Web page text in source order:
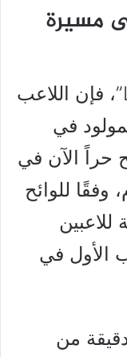
مسيرة
وبحسب ما ذكر موقع “Legit”، فإن اللاعب
عامًا، والمولود في
حراً الآن في
وفقًا للوائح
للاعبين
الأول في
من